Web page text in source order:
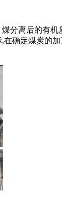
分离后的有
确定煤炭的